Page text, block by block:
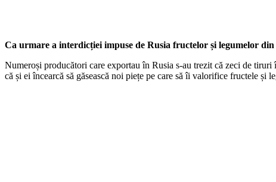
Ca urmare a interdicției impuse de Rusia fructelor și legumelor
Numeroși producători care exportau în Rusia s-au trezit că zeci de
că și ei încearcă să găsească noi piețe pe care să îi valorifice fructele și